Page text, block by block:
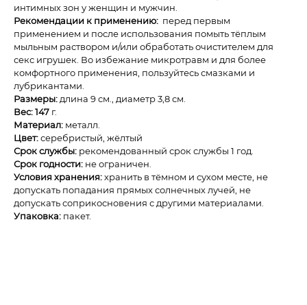
интимных зон у женщин и мужчин.
Рекомендации к применению: перед первым
применением и после использования помыть тёплым
мыльным раствором и/или обработать очистителем для
секс игрушек. Во избежание микротравм и для более
комфортного применения, пользуйтесь смазками и
лубрикантами.
Размеры:длина 9 см., диаметр 3,8 см.
Вес:147 г.
Материал: металл.
Цвет:серебристый, жёлтый
Срок службы: рекомендованный срок службы 1 год.
Срок годности: не ограничен.
Условия хранения:хранить в тёмном и сухом месте, не
допускать попадания прямых солнечных лучей, не
допускать соприкосновения с другими материалами.
Упаковка: пакет.